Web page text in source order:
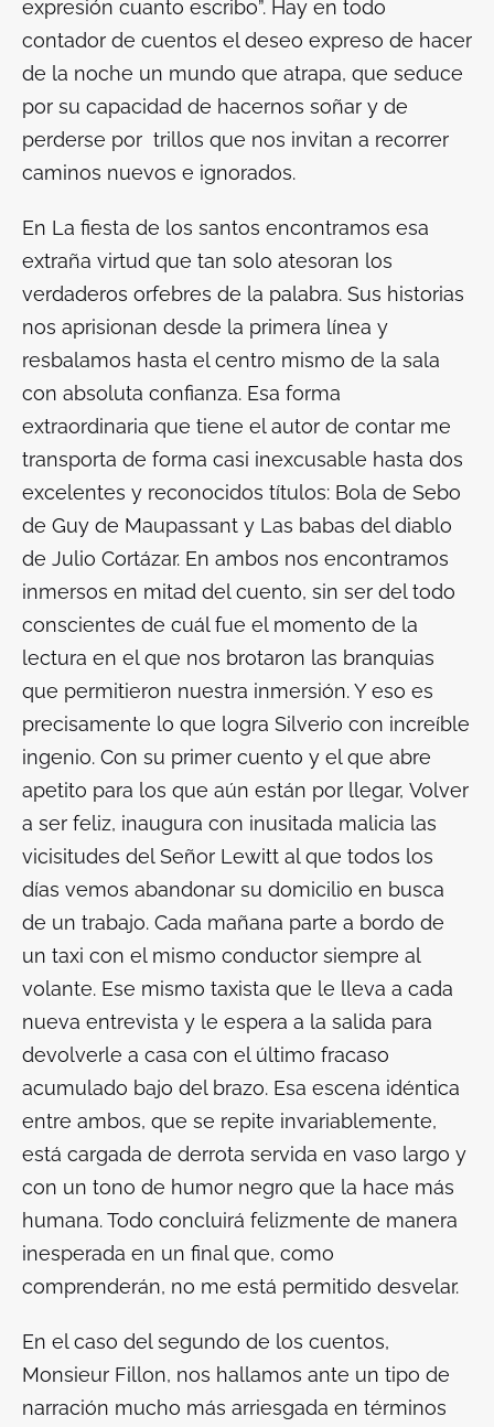
expresión cuanto escribo”. Hay en todo
contador de cuentos el deseo expreso de hacer
de la noche un mundo que atrapa, que seduce
por su capacidad de hacernos soñar y de
perderse por trillos que nos invitan a recorrer
caminos nuevos e ignorados.
En La fiesta de los santos encontramos esa
extraña virtud que tan solo atesoran los
verdaderos orfebres de la palabra. Sus historias
nos aprisionan desde la primera línea y
resbalamos hasta el centro mismo de la sala
con absoluta confianza. Esa forma
extraordinaria que tiene el autor de contar me
transporta de forma casi inexcusable hasta dos
excelentes y reconocidos títulos: Bola de Sebo
de Guy de Maupassant y Las babas del diablo
de Julio Cortázar. En ambos nos encontramos
inmersos en mitad del cuento, sin ser del todo
conscientes de cuál fue el momento de la
lectura en el que nos brotaron las branquias
que permitieron nuestra inmersión. Y eso es
precisamente lo que logra Silverio con increíble
ingenio. Con su primer cuento y el que abre
apetito para los que aún están por llegar, Volver
a ser feliz, inaugura con inusitada malicia las
vicisitudes del Señor Lewitt al que todos los
días vemos abandonar su domicilio en busca
de un trabajo. Cada mañana parte a bordo de
un taxi con el mismo conductor siempre al
volante. Ese mismo taxista que le lleva a cada
nueva entrevista y le espera a la salida para
devolverle a casa con el último fracaso
acumulado bajo del brazo. Esa escena idéntica
entre ambos, que se repite invariablemente,
está cargada de derrota servida en vaso largo y
con un tono de humor negro que la hace más
humana. Todo concluirá felizmente de manera
inesperada en un final que, como
comprenderán, no me está permitido desvelar.
En el caso del segundo de los cuentos,
Monsieur Fillon, nos hallamos ante un tipo de
narración mucho más arriesgada en términos